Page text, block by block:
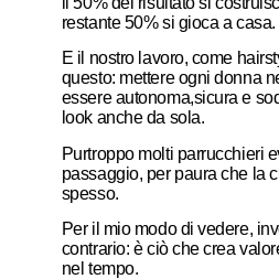
restante 50% si gioca a casa.
E il nostro lavoro, come
questo: mettere ogni donna
essere autonoma,sicura e
look anche da sola.
Purtroppo molti parrucchieri
passaggio, per paura che la
spesso.
Per il mio modo di vedere,
contrario: è ciò che crea
nel tempo.